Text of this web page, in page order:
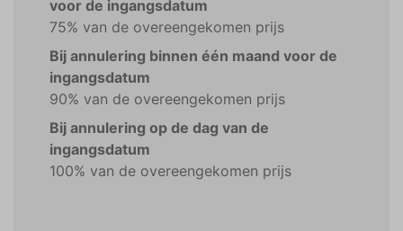
voor de ingangsdatum
75% van de overeengekomen prijs
Bij annulering binnen één maand voor de
ingangsdatum
90% van de overeengekomen prijs
Bij annulering op de dag van de
ingangsdatum
100% van de overeengekomen prijs